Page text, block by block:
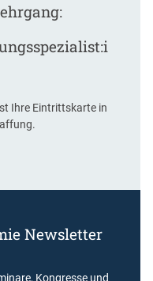
Ihre Eintrittskarte in
Newsletter
Kongresse und